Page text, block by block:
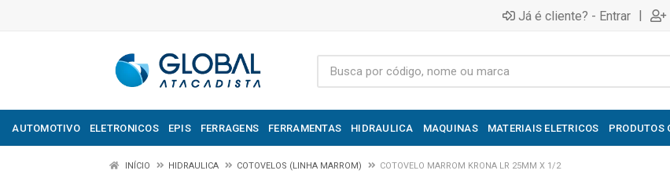
Já é cliente? - Entrar |
AUTOMOTIVO ELETRONICOS EPIS FERRAGENS FERRAMENTAS HIDRAULICA MAQUINAS MATERIAIS ELETRICOS PRODUTOS
INÍCIO HIDRAULICA COTOVELOS (LINHA MARROM) COTOVELO MARROM KRONA LR 25MM X 1/2